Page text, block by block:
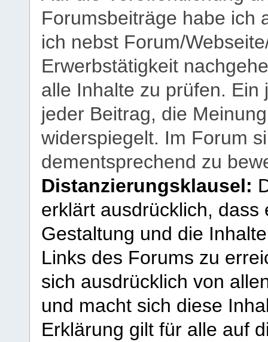
Forumsbeiträge habe ich
ich nebst Forum/
Erwerbstätigkeit
alle Inhalte zu prüfen.
jeder Beitrag, die
widerspiegelt. Im Forum
dementsprechend zu
Distanzierungsklausel:
erklärt ausdrücklich,
Gestaltung und die
Links des Forums zu
sich ausdrücklich von
und macht sich diese
Erklärung gilt für alle auf